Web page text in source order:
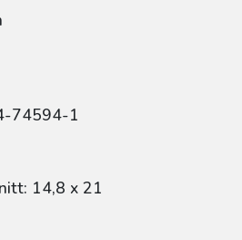
74594-1
14,8 x 21